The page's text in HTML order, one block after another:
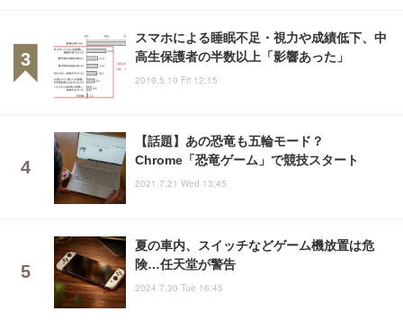
スマホによる睡眠不足・視力や成績低下、中
高生保護者の半数以上「影響あった」
2019.5.10 Fri 12:15
【話題】あの恐竜も五輪モード？
Chrome「恐竜ゲーム」で競技スタート
2021.7.21 Wed 13:45
夏の車内、スイッチなどゲーム機放置は危
険…任天堂が警告
2024.7.30 Tue 16:45